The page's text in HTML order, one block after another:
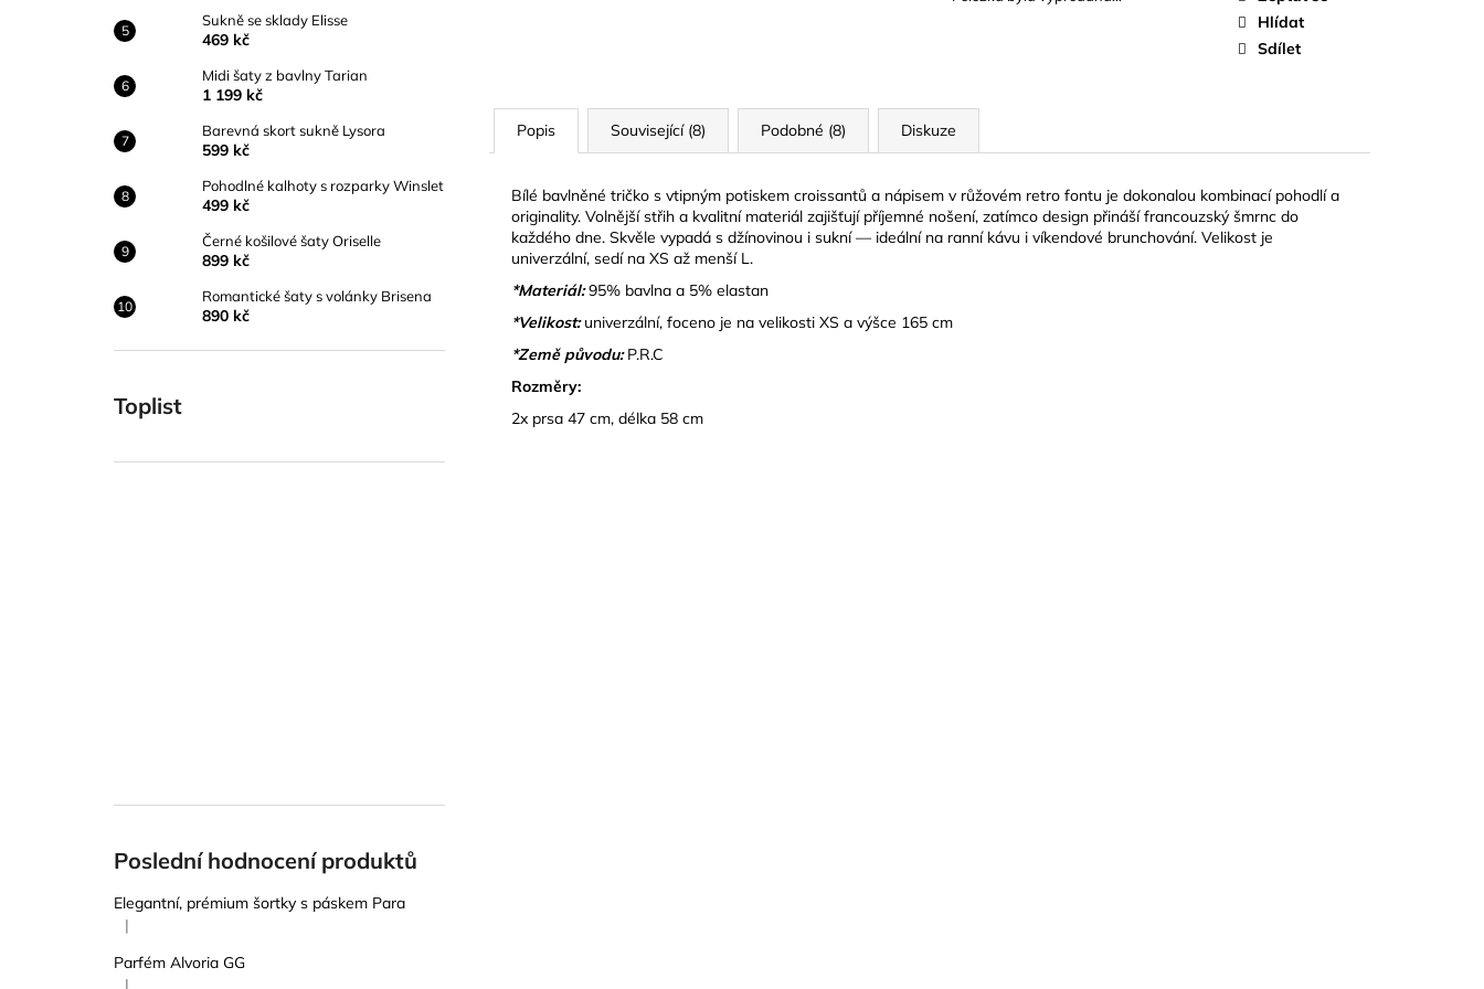
Sukně se sklady Elisse
469 kč
Midi šaty z bavlny Tarian
1 199 kč
Barevná skort sukně Lysora
599 kč
Pohodlné kalhoty s rozparky Winslet
499 kč
Černé košilové šaty Oriselle
899 kč
Romantické šaty s volánky Brisena
890 kč
Toplist
Poslední hodnocení produktů
Elegantní, prémium šortky s páskem Para
Hodnocení produktu je 5 z 5 hvězdiček.
|
Parfém Alvoria GG
|
Hlídat
Sdílet
Popis Související (8) Podobné (8) Diskuze
Bílé bavlněné tričko s vtipným potiskem croissantů a nápisem v růžovém retro fontu je dokonalou kombinací pohodlí a
originality. Volnější střih a kvalitní materiál zajišťují příjemné nošení, zatímco design přináší francouzský šmrnc do
každého dne. Skvěle vypadá s džínovinou i sukní — ideální na ranní kávu i víkendové brunchování. Velikost je
univerzální, sedí na XS až menší L.
*Materiál: 95% bavlna a 5% elastan
*Velikost: univerzální, foceno je na velikosti XS a výšce 165 cm
*Země původu: P.R.C
Rozměry:
2x prsa 47 cm, délka 58 cm